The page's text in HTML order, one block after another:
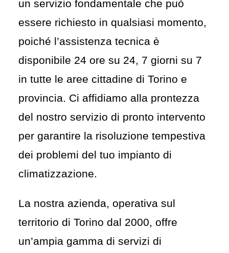
un servizio fondamentale che può
essere richiesto in qualsiasi momento,
poiché l’assistenza tecnica è
disponibile 24 ore su 24, 7 giorni su 7
in tutte le aree cittadine di Torino e
provincia. Ci affidiamo alla prontezza
del nostro servizio di pronto intervento
per garantire la risoluzione tempestiva
dei problemi del tuo impianto di
climatizzazione.
La nostra azienda, operativa sul
territorio di Torino dal 2000, offre
un’ampia gamma di servizi di